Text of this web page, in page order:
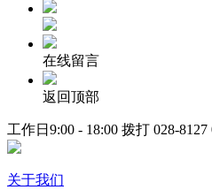
在线留言
返回顶部
工作日9:00 - 18:00 拨打 028-8127
关于我们